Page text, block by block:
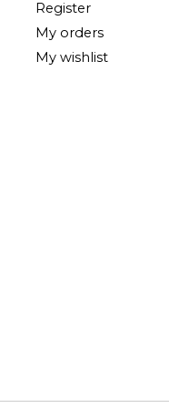
Register
My orders
My wishlist